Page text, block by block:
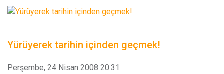
Yürüyerek tarihin içinden geçmek!
Perşembe, 24 Nisan 2008 20:31